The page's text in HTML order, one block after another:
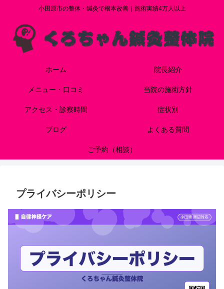
小田原市の整体・鍼灸で根本改善｜施術実績4万人以上
ホーム 院長紹介
メニュー・口コミ 当院の施術方針
アクセス・診察時間 症状別
ブログ よくある質問
ご予約（相談）
プライバシーポリシー